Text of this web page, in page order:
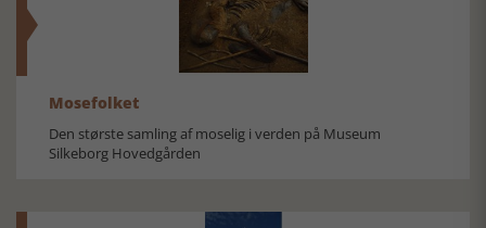
Mosefolket
Den største samling af moselig i verden på Museum
Silkeborg Hovedgården